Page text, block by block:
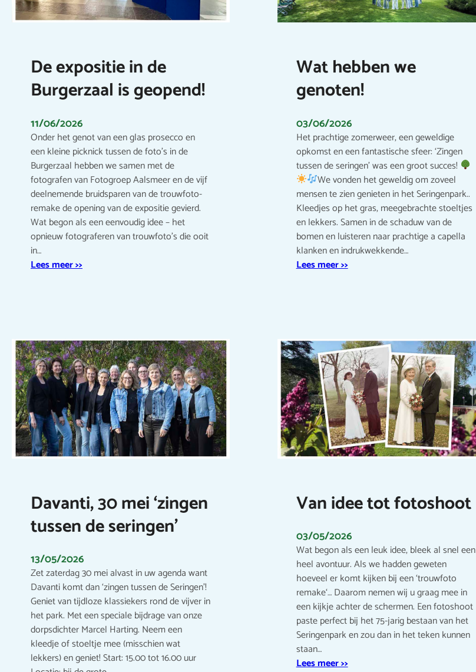
De expositie in de
Burgerzaal is geopend!
11/06/2026
Onder het genot van een glas prosecco en
een kleine picknick tussen de foto’s in de
Burgerzaal hebben we samen met de
fotografen van Fotogroep Aalsmeer en de vijf
deelnemende bruidsparen van de trouwfoto-
remake de opening van de expositie gevierd.
Wat begon als een eenvoudig idee – het
opnieuw fotograferen van trouwfoto’s die ooit
in…
Lees meer >>
Wat hebben we
genoten!
03/06/2026
Het prachtige zomerweer, een geweldige
opkomst en een fantastische sfeer: ‘Zingen
tussen de seringen’ was een groot succes!
We vonden het geweldig om zoveel
mensen te zien genieten in het Seringenpark..
Kleedjes op het gras, meegebrachte stoeltjes
en lekkers. Samen in de schaduw van de
bomen en luisteren naar prachtige a capella
klanken en indrukwekkende…
Lees meer >>
Davanti, 30 mei ‘zingen
tussen de seringen’
13/05/2026
Zet zaterdag 30 mei alvast in uw agenda want
Davanti komt dan ‘zingen tussen de Seringen’!
Geniet van tijdloze klassiekers rond de vijver in
het park. Met een speciale bijdrage van onze
dorpsdichter Marcel Harting. Neem een
kleedje of stoeltje mee (misschien wat
lekkers) en geniet! Start: 15.00 tot 16.00 uur
Van idee tot fotoshoot
03/05/2026
Wat begon als een leuk idee, bleek al snel een
heel avontuur. Als we hadden geweten
hoeveel er komt kijken bij een ‘trouwfoto
remake‘… Daarom nemen wij u graag mee in
een kijkje achter de schermen. Een fotoshoot
paste perfect bij het 75-jarig bestaan van het
Seringenpark en zou dan in het teken kunnen
staan…
Lees meer >>